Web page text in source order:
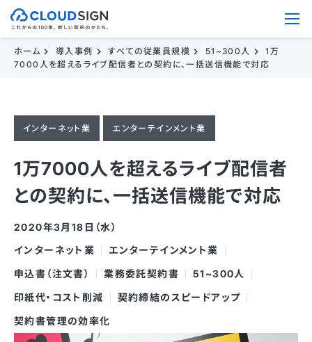
ホーム 導入事例 すべての従業員規模 51~300人
1万
7000人を超えるライブ配信者との契約に、一括送信機能で対応
インターネット業 エンターテインメント業
1万7000人を超えるライブ配信者
との契約に、一括送信機能で対応
2020年3月18日（水）
インターネット業
エンターテインメント業
申込書（注文書）
業務委託契約書
51~300人
印紙代・コスト削減
契約締結のスピードアップ
契約書管理の効率化